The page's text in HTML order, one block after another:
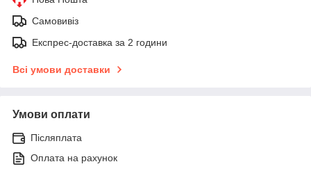
Самовивіз
Експрес-доставка за 2 години
Всі умови доставки
Умови оплати
Післяплата
Оплата на рахунок